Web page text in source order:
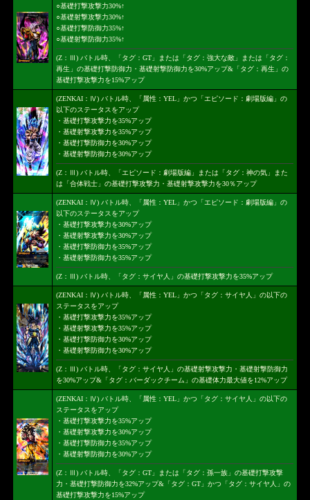
○基礎打撃攻撃力30%↑
○基礎射撃攻撃力30%↑
○基礎打撃防御力35%↑
○基礎射撃防御力35%↑
(Z：Ⅲ) バトル時、「タグ：GT」または「タグ：強大な敵」または「タグ：
再生」の基礎打撃防御力・基礎射撃防御力を30%アップ&「タグ：再生」の
基礎打撃攻撃力を15%アップ
(ZENKAI：Ⅳ) バトル時、「属性：YEL」かつ「エピソード：劇場版編」の
以下のステータスをアップ
・基礎打撃攻撃力を35%アップ
・基礎射撃攻撃力を35%アップ
・基礎打撃防御力を30%アップ
・基礎射撃防御力を30%アップ
(Z：Ⅲ) バトル時、「エピソード：劇場版編」または「タグ：神の気」また
は「合体戦士」の基礎打撃攻撃力・基礎射撃攻撃力を30％アップ
(ZENKAI：Ⅳ) バトル時、「属性：YEL」かつ「エピソード：劇場版編」の
以下のステータスをアップ
・基礎打撃攻撃力を30%アップ
・基礎射撃攻撃力を30%アップ
・基礎打撃防御力を35%アップ
・基礎射撃防御力を35%アップ
(Z：Ⅲ) バトル時、「タグ：サイヤ人」の基礎打撃攻撃力を35%アップ
(ZENKAI：Ⅳ) バトル時、「属性：YEL」かつ「タグ：サイヤ人」の以下の
ステータスをアップ
・基礎打撃攻撃力を35%アップ
・基礎射撃攻撃力を35%アップ
・基礎打撃防御力を30%アップ
・基礎射撃防御力を30%アップ
(Z：Ⅲ) バトル時、「タグ：サイヤ人」の基礎射撃攻撃力・基礎射撃防御力
を30%アップ&「タグ：バーダックチーム」の基礎体力最大値を12%アップ
(ZENKAI：Ⅳ) バトル時、「属性：YEL」かつ「タグ：サイヤ人」の以下の
ステータスをアップ
・基礎打撃攻撃力を35%アップ
・基礎射撃攻撃力を30%アップ
・基礎打撃防御力を35%アップ
・基礎射撃防御力を30%アップ
(Z：Ⅲ) バトル時、「タグ：GT」または「タグ：孫一族」の基礎打撃攻撃
力・基礎打撃防御力を32%アップ&「タグ：GT」かつ「タグ：サイヤ人」の
基礎打撃攻撃力を15%アップ